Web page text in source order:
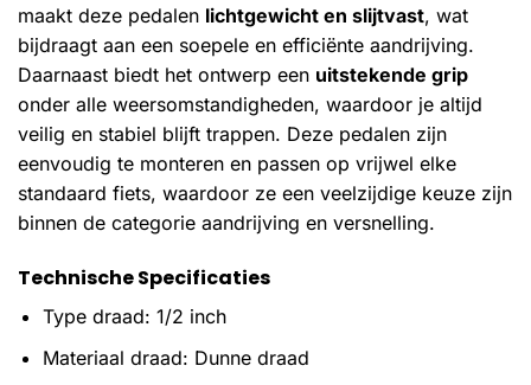
maakt deze pedalen lichtgewicht en slijtvast, wat
bijdraagt aan een soepele en efficiënte aandrijving.
Daarnaast biedt het ontwerp een uitstekende grip
onder alle weersomstandigheden, waardoor je altijd
veilig en stabiel blijft trappen. Deze pedalen zijn
eenvoudig te monteren en passen op vrijwel elke
standaard fiets, waardoor ze een veelzijdige keuze zijn
binnen de categorie aandrijving en versnelling.
Technische Specificaties
Type draad: 1/2 inch
Materiaal draad: Dunne draad